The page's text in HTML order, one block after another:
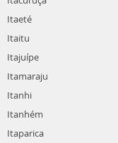
Itaeté
Itaitu
Itajuípe
Itamaraju
Itanhi
Itanhém
Itaparica